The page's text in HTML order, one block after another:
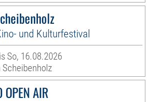
und Kulturfestival
So, 16.08.2026
Scheibenholz
OPEN AIR